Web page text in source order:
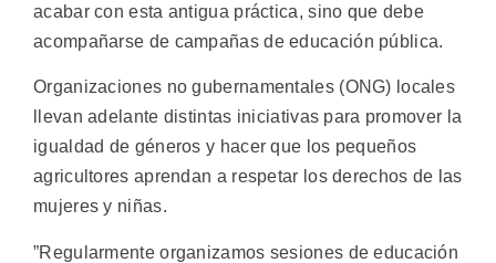
acabar con esta antigua práctica, sino que debe
acompañarse de campañas de educación pública.
Organizaciones no gubernamentales (ONG) locales
llevan adelante distintas iniciativas para promover la
igualdad de géneros y hacer que los pequeños
agricultores aprendan a respetar los derechos de las
mujeres y niñas.
”Regularmente organizamos sesiones de educación